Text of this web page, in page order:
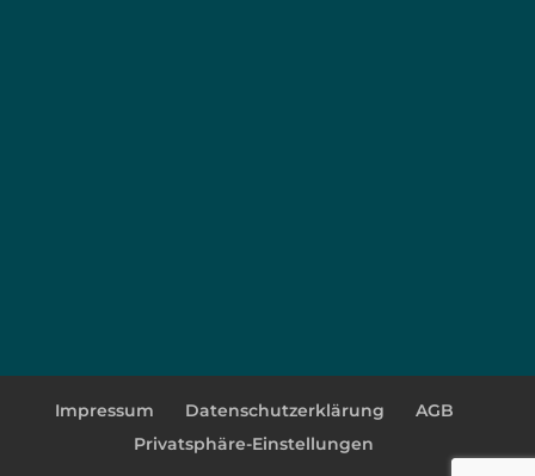
Impressum Datenschutzerklärung
AGB
Privatsphäre-Einstellungen